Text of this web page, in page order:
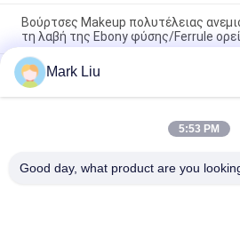
Βούρτσες Makeup πολυτέλειας
τη λαβή της Ebony φύσης/Ferrule
Η πολυτέλεια λόξευσε τη βούρτσα
καταπληκτική μαλακή και πυκνή
αιγών XGF
Βούρτσα ιδρύματος καλλιτεχνών
Mark Liu
5:53 PM
Good day, what product are you